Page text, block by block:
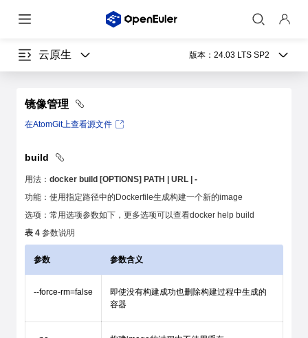
云原生 版本： 24.03 LTS SP2
镜像管理
在AtomGit上查看源文件
build
用法： docker build [OPTIONS] PATH | URL | -
功能：使用指定路径中的Dockerfile生成构建一个新的image
选项：常用选项参数如下，更多选项可以查看docker help build
表 4 参数说明
参数 参数含义
--force-rm=false
即使没有构建成功也删除构建过程中生成的
容器